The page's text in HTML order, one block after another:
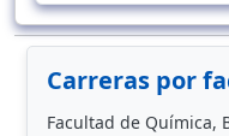
Carreras por
Facultad de Química,